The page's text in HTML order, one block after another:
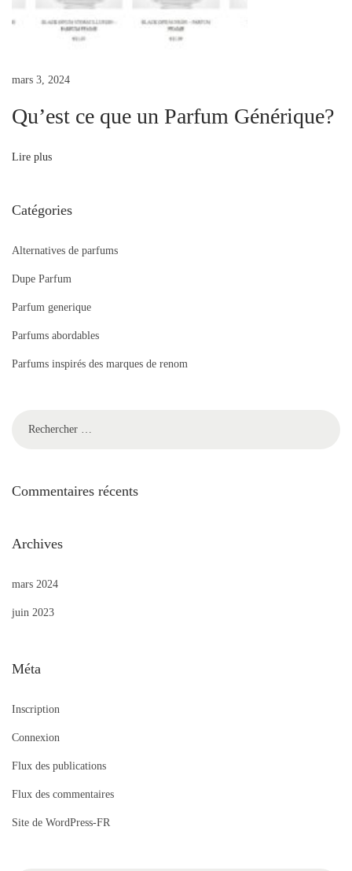
r
G
n
r
q
?
mars 3, 2024
Qu’est ce que un Parfum Générique?
Lire plus
Catégories
Alternatives de parfums
Dupe Parfum
Parfum generique
Parfums abordables
Parfums inspirés des marques de renom
Commentaires récents
Archives
mars 2024
juin 2023
Méta
Inscription
Connexion
Flux des publications
Flux des commentaires
Site de WordPress-FR